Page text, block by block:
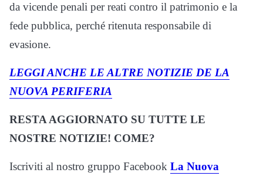
da vicende penali per reati contro il patrimonio e la
fede pubblica, perché ritenuta responsabile di
evasione.
LEGGI ANCHE LE ALTRE NOTIZIE DE LA
NUOVA PERIFERIA
RESTA AGGIORNATO SU TUTTE LE
NOSTRE NOTIZIE! COME?
Iscriviti al nostro gruppo Facebook La Nuova